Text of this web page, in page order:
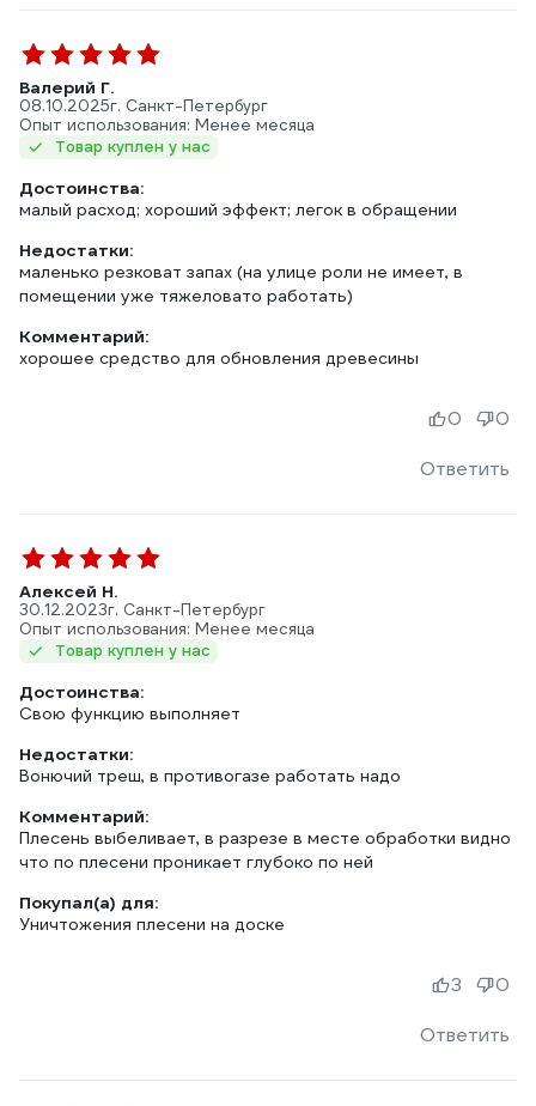
Валерий Г.
08.10.2025г. Санкт-Петербург
Опыт использования: Менее месяца
Товар куплен у нас
Достоинства:
малый расход; хороший эффект; легок в обращении
Недостатки:
маленько резковат запах (на улице роли не имеет, в
помещении уже тяжеловато работать)
Комментарий:
хорошее средство для обновления древесины
Ответить
0 0
Алексей Н.
30.12.2023г. Санкт-Петербург
Опыт использования: Менее месяца
Товар куплен у нас
Достоинства:
Свою функцию выполняет
Недостатки:
Вонючий треш, в противогазе работать надо
Комментарий:
Плесень выбеливает, в разрезе в месте обработки видно
что по плесени проникает глубоко по ней
Покупал(а) для:
Уничтожения плесени на доске
Ответить
3 0